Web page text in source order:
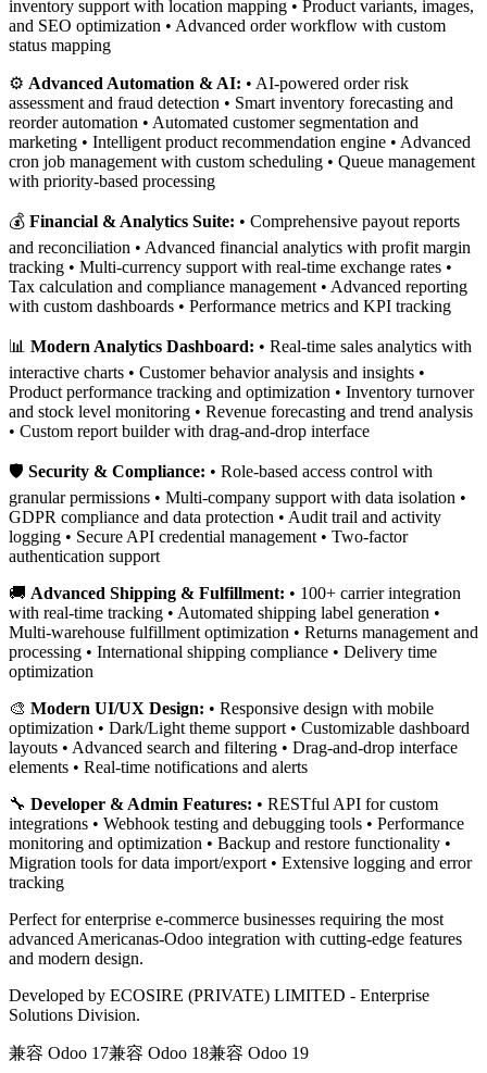
inventory support with location mapping • Product variants, images,
and SEO optimization • Advanced order workflow with custom
status mapping
⚙️ Advanced Automation & AI: • AI-powered order risk
assessment and fraud detection • Smart inventory forecasting and
reorder automation • Automated customer segmentation and
marketing • Intelligent product recommendation engine • Advanced
cron job management with custom scheduling • Queue management
with priority-based processing
💰 Financial & Analytics Suite: • Comprehensive payout reports
and reconciliation • Advanced financial analytics with profit margin
tracking • Multi-currency support with real-time exchange rates •
Tax calculation and compliance management • Advanced reporting
with custom dashboards • Performance metrics and KPI tracking
📊 Modern Analytics Dashboard: • Real-time sales analytics with
interactive charts • Customer behavior analysis and insights •
Product performance tracking and optimization • Inventory turnover
and stock level monitoring • Revenue forecasting and trend analysis
• Custom report builder with drag-and-drop interface
🛡️ Security & Compliance: • Role-based access control with
granular permissions • Multi-company support with data isolation •
GDPR compliance and data protection • Audit trail and activity
logging • Secure API credential management • Two-factor
authentication support
🚚 Advanced Shipping & Fulfillment: • 100+ carrier integration
with real-time tracking • Automated shipping label generation •
Multi-warehouse fulfillment optimization • Returns management and
processing • International shipping compliance • Delivery time
optimization
🎨 Modern UI/UX Design: • Responsive design with mobile
optimization • Dark/Light theme support • Customizable dashboard
layouts • Advanced search and filtering • Drag-and-drop interface
elements • Real-time notifications and alerts
🔧 Developer & Admin Features: • RESTful API for custom
integrations • Webhook testing and debugging tools • Performance
monitoring and optimization • Backup and restore functionality •
Migration tools for data import/export • Extensive logging and error
tracking
Perfect for enterprise e-commerce businesses requiring the most
advanced Americanas-Odoo integration with cutting-edge features
and modern design.
Developed by ECOSIRE (PRIVATE) LIMITED - Enterprise
Solutions Division.
兼容 Odoo 17兼容 Odoo 18兼容 Odoo 19